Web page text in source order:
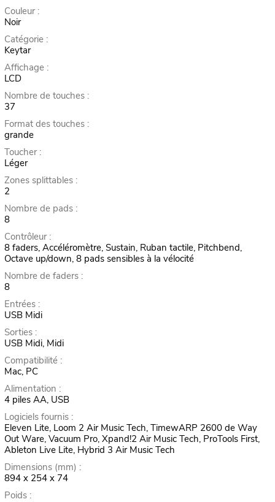
Couleur :
Noir
Catégorie :
Keytar
Affichage :
LCD
Nombre de touches :
37
Format des touches :
grande
Toucher :
Léger
Zones splittables :
2
Nombre de pads :
8
Contrôleur :
8 faders, Accéléromètre, Sustain, Ruban tactile, Pitchbend,
Octave up/down, 8 pads sensibles à la vélocité
Nombre de faders :
8
Entrées :
USB Midi
Sorties :
USB Midi, Midi
Compatibilité :
Mac, PC
Alimentation :
4 piles AA, USB
Logiciels fournis :
Eleven Lite, Loom 2 Air Music Tech, TimewARP 2600 de Way
Out Ware, Vacuum Pro, Xpand!2 Air Music Tech, ProTools First,
Ableton Live Lite, Hybrid 3 Air Music Tech
Dimensions (mm) :
894 x 254 x 74
Poids :